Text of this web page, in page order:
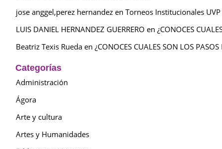
jose anggel,perez hernandez en Torneos Institucionales UVP
LUIS DANIEL HERNANDEZ GUERRERO en ¿CONOCES
Beatriz Texis Rueda en ¿CONOCES CUALES SON LOS PASOS
Categorías
Administración
Ágora
Arte y cultura
Artes y Humanidades